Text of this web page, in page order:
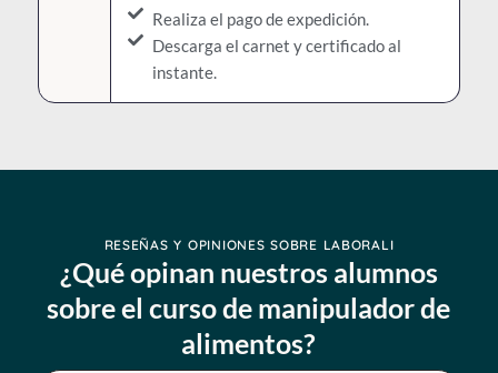
Realiza el pago de expedición.
Descarga el carnet y certificado al
instante.
RESEÑAS Y OPINIONES SOBRE LABORALI
¿Qué opinan nuestros alumnos
sobre el curso de manipulador de
alimentos?